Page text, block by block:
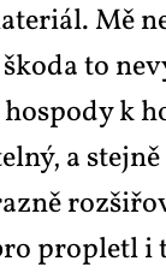
Mě
to
k
a
pro­ple­tl i